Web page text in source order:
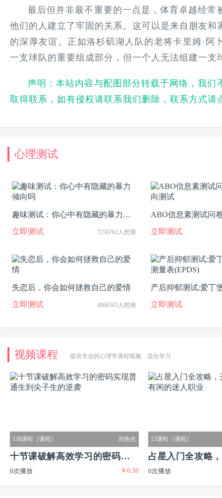
最后但并非最不重要的一点是，体育卓越经
他们的人建立了牢固的关系。这可以是来自朋友
的深厚友谊。正如洛杉矶湖人队的老将卡里姆·
一支球队的重要组成部分，但一个人无法组建一支
声明：本站内容与配图部分转载于网络，我
取得联系，如有侵权请联系我们删除，联系方式请
心理测试
趣味测试：你心中有隐藏的暴力倾
向吗
立即测试 7256762人想测
ABO信息素测试问
测试
立即测试
失恋后，你会如何拯救自己的爱情
立即测试
4066503人想测
产后抑郁测试:爱丁
量表(EPDS)
立即测试
视频课程 提供专业的心理学课程视频、适合学习
138课时（课程） 刘热生
十节课破解高效学习的密码实现
普通生到尖子生的逆袭
0次播放 ￥0.30
15课时（课程）
占星入门全攻略
又有闲的迷人职业
0次播放